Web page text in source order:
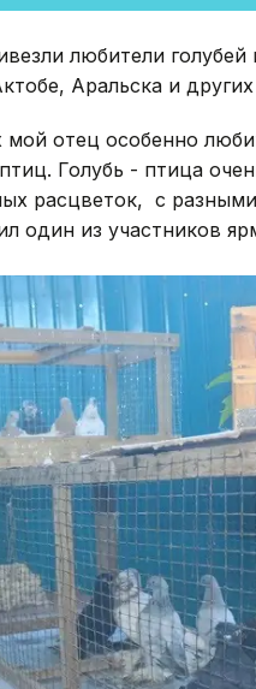
любители голубей
Аральска и
отец особенно
Голубь - птица
расцветок, с
один из участников